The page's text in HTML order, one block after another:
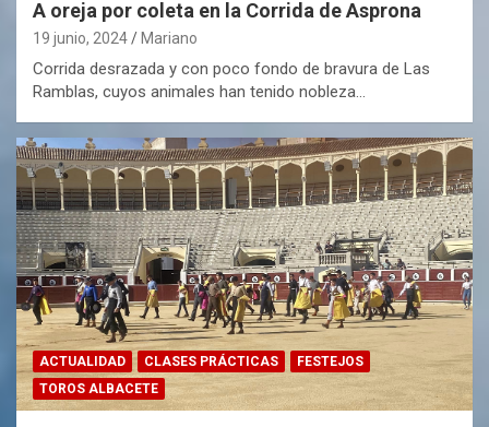
A oreja por coleta en la Corrida de Asprona
19 junio, 2024 Mariano
Corrida desrazada y con poco fondo de bravura de Las
Ramblas, cuyos animales han tenido nobleza…
ACTUALIDAD CLASES PRÁCTICAS
FESTEJOS
TOROS ALBACETE